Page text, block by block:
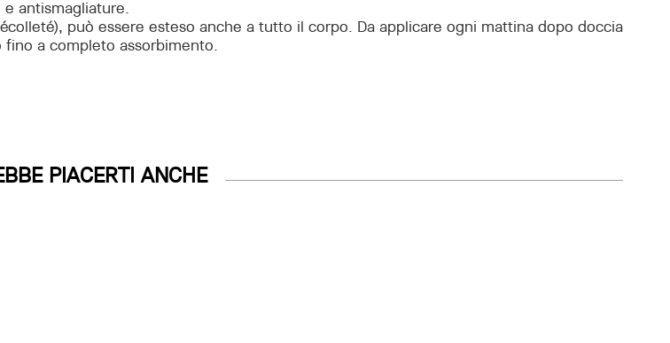
antismagliature.
può essere esteso anche a tutto il corpo. Da applicare ogni mattina dopo doccia
a completo assorbimento.
PIACERTI ANCHE